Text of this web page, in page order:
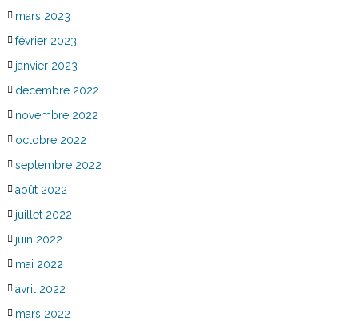
mars 2023
février 2023
janvier 2023
décembre 2022
novembre 2022
octobre 2022
septembre 2022
août 2022
juillet 2022
juin 2022
mai 2022
avril 2022
mars 2022